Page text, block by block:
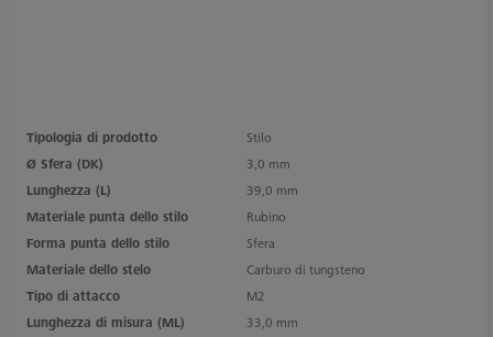
Tipologia di prodotto
Stilo
Ø Sfera (DK)
3,0 mm
Lunghezza (L)
39,0 mm
Materiale punta dello stilo
Rubino
Forma punta dello stilo
Sfera
Materiale dello stelo
Carburo di tungsteno
Tipo di attacco
M2
Lunghezza di misura (ML)
33,0 mm